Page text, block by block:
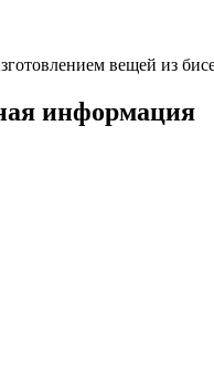
вещей из
информация